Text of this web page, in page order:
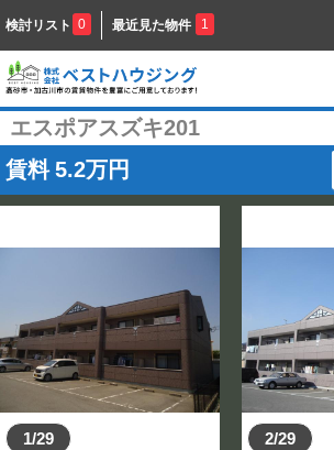
検討リスト 0 最近見た物件 1
エスポアスズキ201
賃料 5.2万円
1/29 2/29